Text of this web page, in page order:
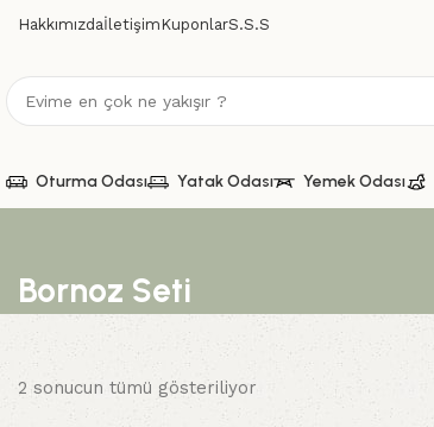
Hakkımızdaİletişim KuponlarS.S.S
Oturma Odası Yatak Odası Yemek Odası
Bornoz Seti
2 sonucun tümü gösteriliyor